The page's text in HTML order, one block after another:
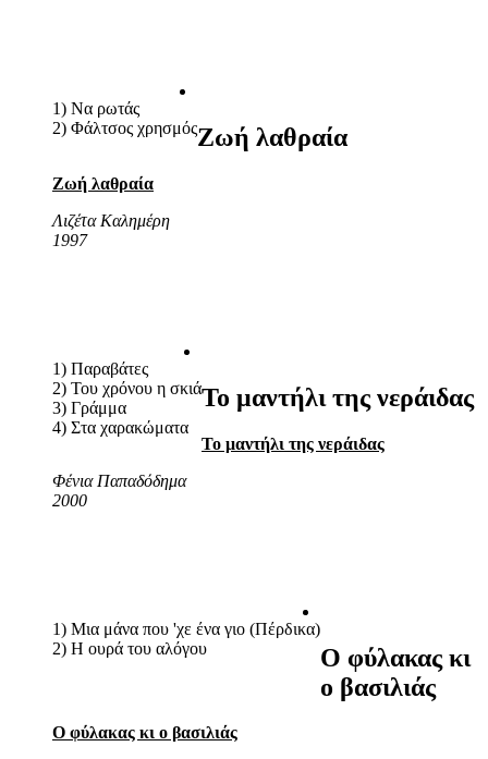
1) Να ρωτάς
2) Φάλτσος χρησμόςΖωή λαθραία
Ζωή λαθραία
Λιζέτα Καλημέρη
1997
1) Παραβάτες
2) Του χρόνου η σκιά
3) Γράμμα
4) Στα χαρακώματα
Το μαντήλι της νεράιδας
Το μαντήλι της νεράιδας
Φένια Παπαδόδημα
2000
1) Μια μάνα που 'χε ένα γιο (Πέρδικα)
2) Η ουρά του αλόγου
Ο φύλακας κι
ο βασιλιάς
Ο φύλακας κι ο βασιλιάς